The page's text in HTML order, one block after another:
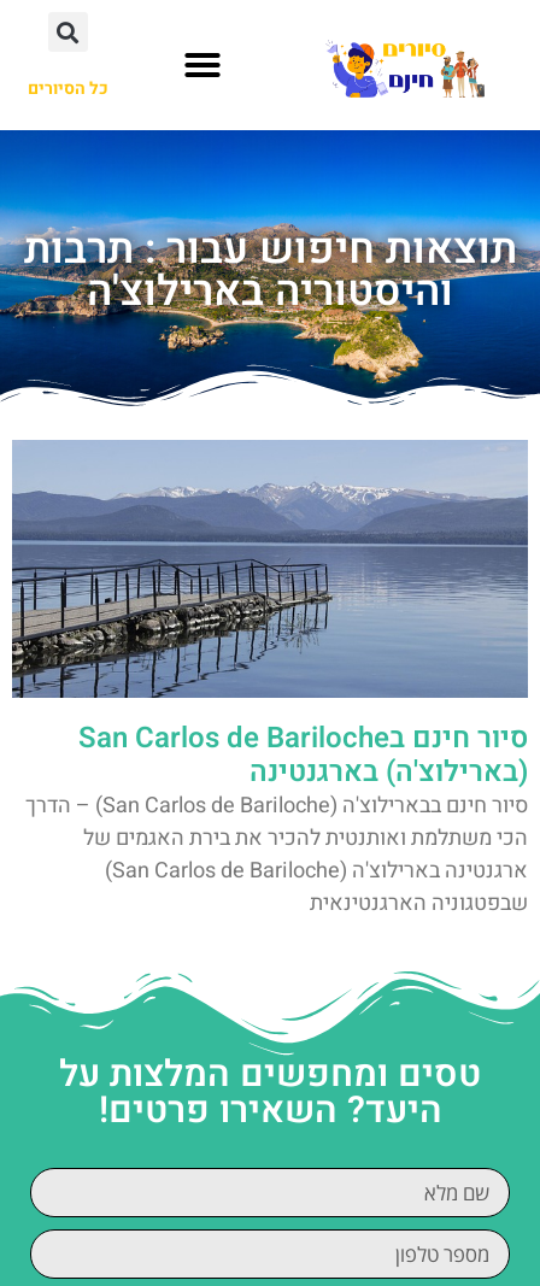
כל הסיורים
תוצאות חיפוש עבור : תרבות
והיסטוריה בארילוצ'ה
סיור חינם בSan Carlos de Bariloche
(בארילוצ'ה) בארגנטינה
סיור חינם בבארילוצ'ה (San Carlos de Bariloche) – הדרך
הכי משתלמת ואותנטית להכיר את בירת האגמים של
ארגנטינה בארילוצ'ה (San Carlos de Bariloche)
שבפטגוניה הארגנטינאית
טסים ומחפשים המלצות על
היעד? השאירו פרטים!